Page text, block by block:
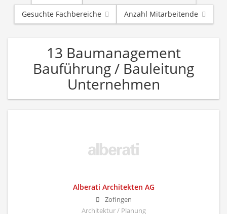
Gesuchte Fachbereiche
Anzahl Mitarbeitende
13 Baumanagement
Bauführung / Bauleitung
Unternehmen
Alberati Architekten AG
Zofingen
Architektur / Planung